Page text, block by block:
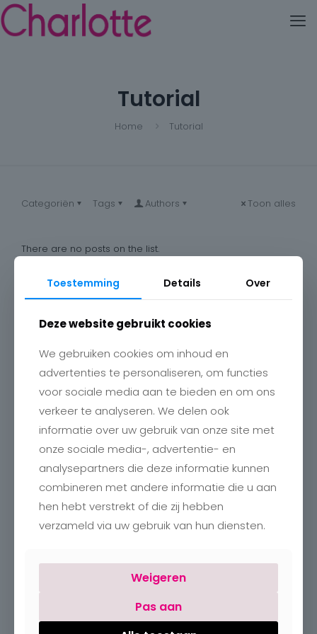
Tutorial
Home Tutorial
Categoriën Tags Authors Toon alles
There are no posts on the list.
Contact
Charlotte
Romboutstraat 24
B-3740 Bilzen
+32 89515466
info@charlottebilzen.be
Maandag: Gesloten
Dinsdag – vrijdag:
Zaterdag: 09:30 – 18:00
Toestemming Details Over
Deze website gebruikt cookies
We gebruiken cookies om inhoud en
advertenties te personaliseren, om functies
voor sociale media aan te bieden en om ons
verkeer te analyseren. We delen ook
informatie over uw gebruik van onze site met
onze sociale media-, advertentie- en
analysepartners die deze informatie kunnen
combineren met andere informatie die u aan
hen hebt verstrekt of die zij hebben
verzameld via uw gebruik van hun diensten.
Weigeren
Pas aan